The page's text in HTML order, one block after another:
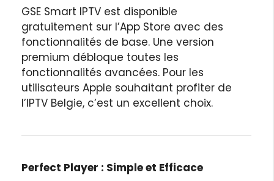
GSE Smart IPTV est disponible
gratuitement sur l’App Store avec des
fonctionnalités de base. Une version
premium débloque toutes les
fonctionnalités avancées. Pour les
utilisateurs Apple souhaitant profiter de
l’IPTV Belgie, c’est un excellent choix.
Perfect Player : Simple et Efficace